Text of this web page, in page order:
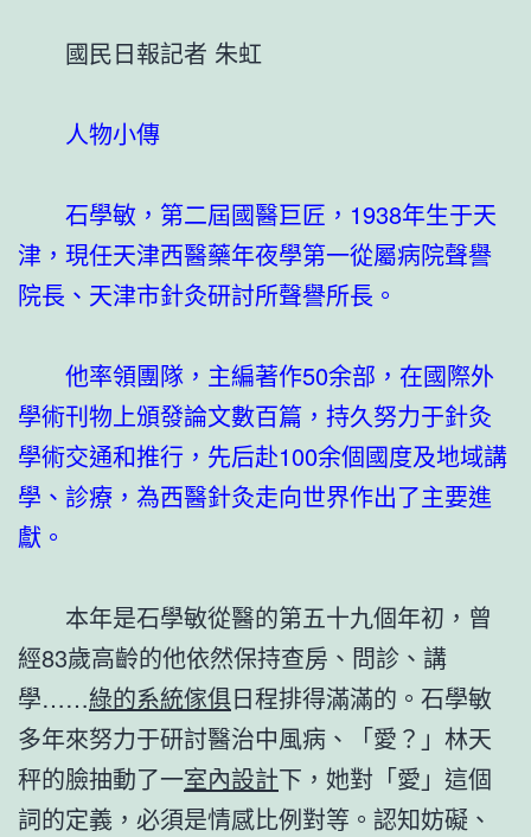
國民日報記者 朱虹
人物小傳
石學敏，第二屆國醫巨匠，1938年生于天
津，現任天津西醫藥年夜學第一從屬病院聲譽
院長、天津市針灸研討所聲譽所長。
他率領團隊，主編著作50余部，在國際外
學術刊物上頒發論文數百篇，持久努力于針灸
學術交通和推行，先后赴100余個國度及地域講
學、診療，為西醫針灸走向世界作出了主要進
獻。
本年是石學敏從醫的第五十九個年初，曾
經83歲高齡的他依然保持查房、問診、講
學……綠的系統傢俱日程排得滿滿的。石學敏
多年來努力于研討醫治中風病、「愛？」林天
秤的臉抽動了一室內設計下，她對「愛」這個
詞的定義，必須是情感比例對等。認知妨礙、